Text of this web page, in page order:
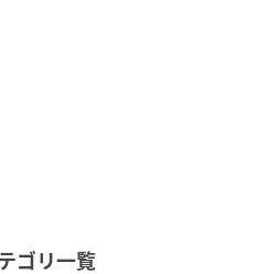
ゴリ一覧